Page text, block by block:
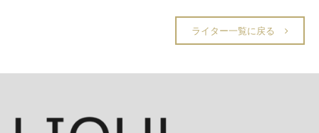
ライター一覧に戻る